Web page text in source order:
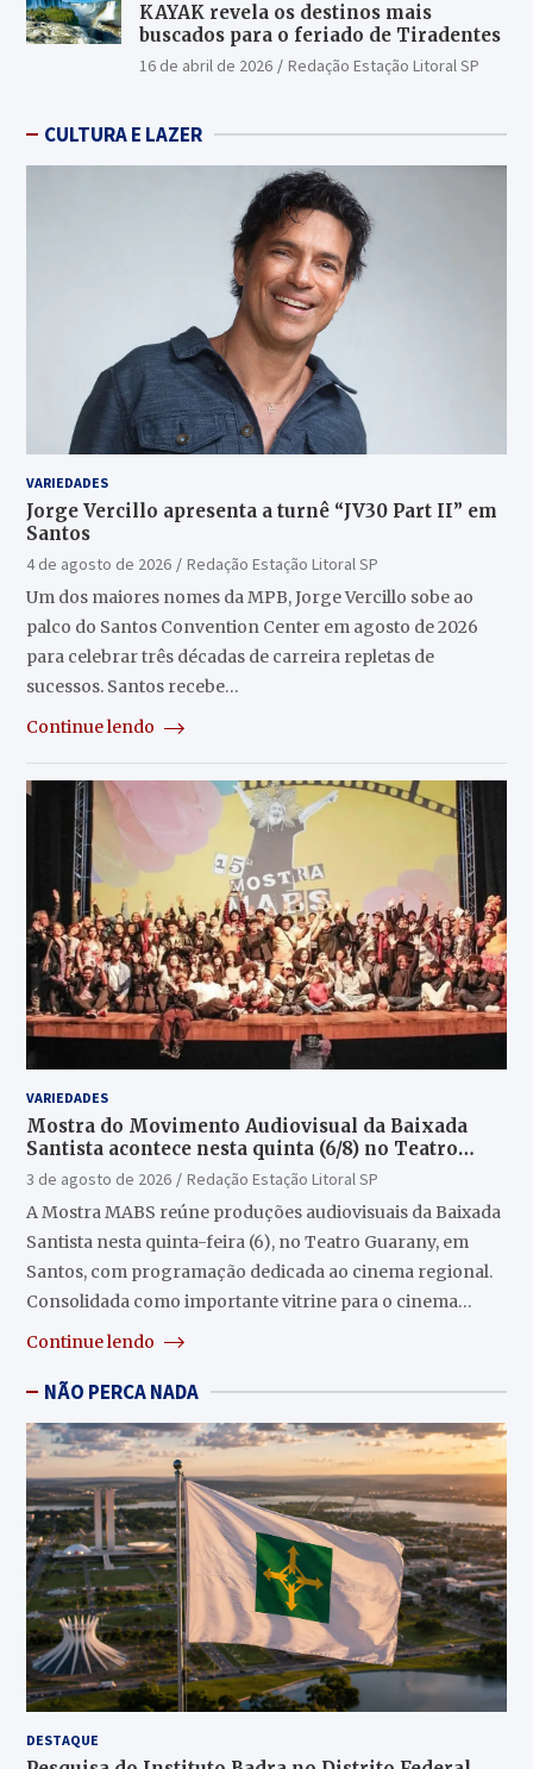
KAYAK revela os destinos mais
buscados para o feriado de Tiradentes
16 de abril de 2026 Redação Estação Litoral SP
CULTURA E LAZER
VARIEDADES
Jorge Vercillo apresenta a turnê “JV30 Part II” em
Santos
4 de agosto de 2026
Redação Estação Litoral SP
Um dos maiores nomes da MPB, Jorge Vercillo sobe ao
palco do Santos Convention Center em agosto de 2026
para celebrar três décadas de carreira repletas de
sucessos. Santos recebe…
Continue lendo
VARIEDADES
Mostra do Movimento Audiovisual da Baixada
Santista acontece nesta quinta (6/8) no Teatro
Guarany
3 de agosto de 2026
Redação Estação Litoral SP
A Mostra MABS reúne produções audiovisuais da Baixada
Santista nesta quinta-feira (6), no Teatro Guarany, em
Santos, com programação dedicada ao cinema regional.
Consolidada como importante vitrine para o cinema…
Continue lendo
NÃO PERCA NADA
DESTAQUE